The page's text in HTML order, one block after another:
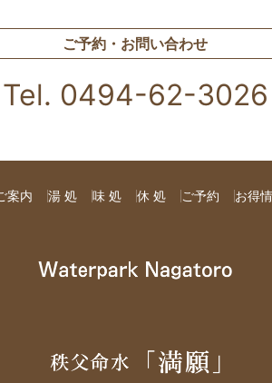
ご予約・お問い合わせ
Tel. 0494-62-3026
案内 湯 処 味 処 休 処 ご予約 お得